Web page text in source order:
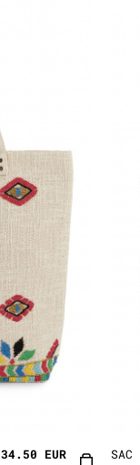
34.50 EUR
SAC